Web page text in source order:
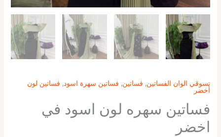
تسوقي الوان الفساتين, فساتين, فساتين سهرة اسود, فساتين لون
أخضر
فساتين سهره لون اسود في
اخضر